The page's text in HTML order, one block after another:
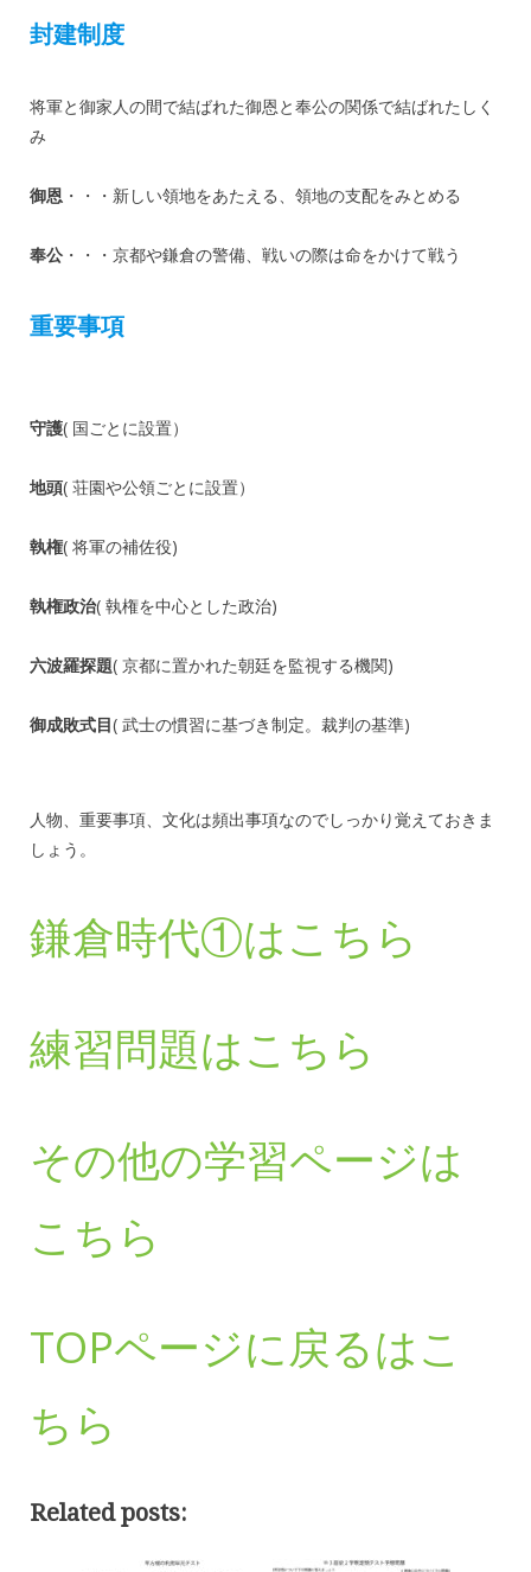
封建制度
将軍と御家人の間で結ばれた御恩と奉公の関係で結ばれたしく
み
御恩 ・・・新しい領地をあたえる、領地の支配をみとめる
奉公 ・・・京都や鎌倉の警備、戦いの際は命をかけて戦う
重要事項
守護( 国ごとに設置）
地頭( 荘園や公領ごとに設置）
執権( 将軍の補佐役)
執権政治( 執権を中心とした政治)
六波羅探題( 京都に置かれた朝廷を監視する機関)
御成敗式目( 武士の慣習に基づき制定。裁判の基準)
人物、重要事項、文化は頻出事項なのでしっかり覚えておきま
しょう。
鎌倉時代①はこちら
練習問題はこちら
その他の学習ページは
こちら
TOPページに戻るはこ
ちら
Related posts: